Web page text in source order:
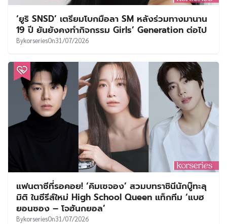
‘ยูริ SNSD’ เตรียมโบกมือลา SM หลังร่วมทางมานาน
19 ปี ยันยังคงทำกิจกรรม Girls’ Generation ต่อไป
BykorseriesOn31/07/2026
แฟนตาซีที่รอคอย! ‘คิมเซจอง’ สวมบทราชินีนักบู๊ทะลุ
มิติ ในซีรีส์ใหม่ High School Queen แท็กทีม ‘แบฮ
ยอนซอง – โจฮันกยอล’
BykorseriesOn31/07/2026